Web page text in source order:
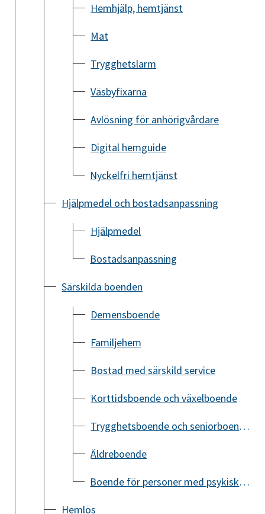
Hemhjälp, hemtjänst
Mat
Trygghetslarm
Väsbyfixarna
Avlösning för anhörigvårdare
Digital hemguide
Nyckelfri hemtjänst
Hjälpmedel och bostadsanpassning
Hjälpmedel
Bostadsanpassning
Särskilda boenden
Demensboende
Familjehem
Bostad med särskild service
Korttidsboende och växelboende
Trygghetsboende och seniorboende
Äldreboende
Boende för personer med psykisk ohälsa
Hemlös